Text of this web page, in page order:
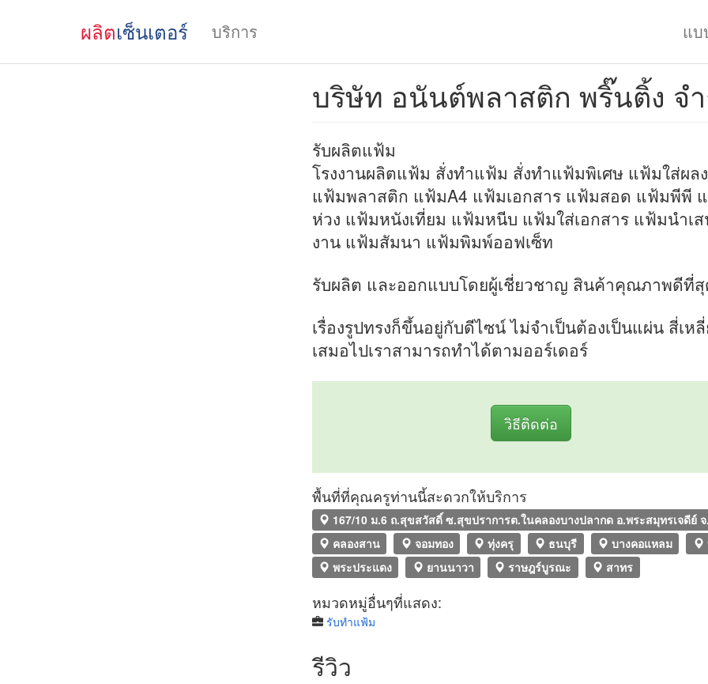
ผลิตเซ็นเตอร์ บริการ แ
บริษัท อนันต์พลาสติก พริ๊นติ้ง จ
รับผลิตแฟ้ม
โรงงานผลิตแฟ้ม สั่งทำแฟ้ม สั่งทำแฟ้มพิเศษ แฟ้มใส่ผล
แฟ้มพลาสติก แฟ้มA4 แฟ้มเอกสาร แฟ้มสอด แฟ้มพีพี
ห่วง แฟ้มหนังเที่ยม แฟ้มหนีบ แฟ้มใส่เอกสาร แฟ้มนำเ
งาน แฟ้มสัมนา แฟ้มพิมพ์ออฟเซ็ท
รับผลิต และออกแบบโดยผู้เชี่ยวชาญ สินค้าคุณภาพดีที่
เรื่องรูปทรงก็ขึ้นอยู่กับดีไซน์ ไม่จำเป็นต้องเป็นแผ่น สี่เห
เสมอไปเราสามารถทำได้ตามออร์เดอร์
วิธีติดต่อ
พื้นที่ที่คุณครูท่านนี้สะดวกให้บริการ
167/10 ม.6 ถ.สุขสวัสดิ์ ซ.สุขปราการต.ในคลองบางปลากด อ.พระสมุทรเจดีย์ จ.
คลองสาน
จอมทอง ทุ่งครุ ธนบุรี บางคอแหลม
พระประแดง
ยานนาวา ราษฎร์บูรณะ สาทร
หมวดหมู่อื่นๆที่แสดง:
รับทำแฟ้ม
รีวิว